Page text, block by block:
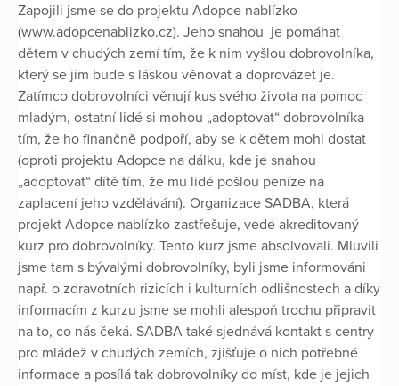
Zapojili jsme se do projektu Adopce nablízko
(www.adopcenablizko.cz). Jeho snahou je pomáhat
dětem v chudých zemí tím, že k nim vyšlou dobrovolníka,
který se jim bude s láskou věnovat a doprovázet je.
Zatímco dobrovolníci věnují kus svého života na pomoc
mladým, ostatní lidé si mohou „adoptovat“ dobrovolníka
tím, že ho finančně podpoří, aby se k dětem mohl dostat
(oproti projektu Adopce na dálku, kde je snahou
„adoptovat“ dítě tím, že mu lidé pošlou peníze na
zaplacení jeho vzdělávání). Organizace SADBA, která
projekt Adopce nablízko zastřešuje, vede akreditovaný
kurz pro dobrovolníky. Tento kurz jsme absolvovali. Mluvili
jsme tam s bývalými dobrovolníky, byli jsme informováni
např. o zdravotních rizicích i kulturních odlišnostech a díky
informacím z kurzu jsme se mohli alespoň trochu připravit
na to, co nás čeká. SADBA také sjednává kontakt s centry
pro mládež v chudých zemích, zjišťuje o nich potřebné
informace a posílá tak dobrovolníky do míst, kde je jejich